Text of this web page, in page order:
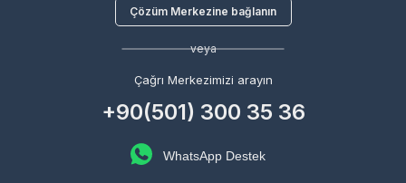
Çözüm Merkezine bağlanın
veya
Çağrı Merkezimizi arayın
+90(501) 300 35 36
WhatsApp Destek